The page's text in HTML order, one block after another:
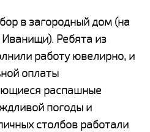
в загородный дом (на
Ребята из
работу ювелирно, и
оплаты
распашные
погоды и
столбов работали